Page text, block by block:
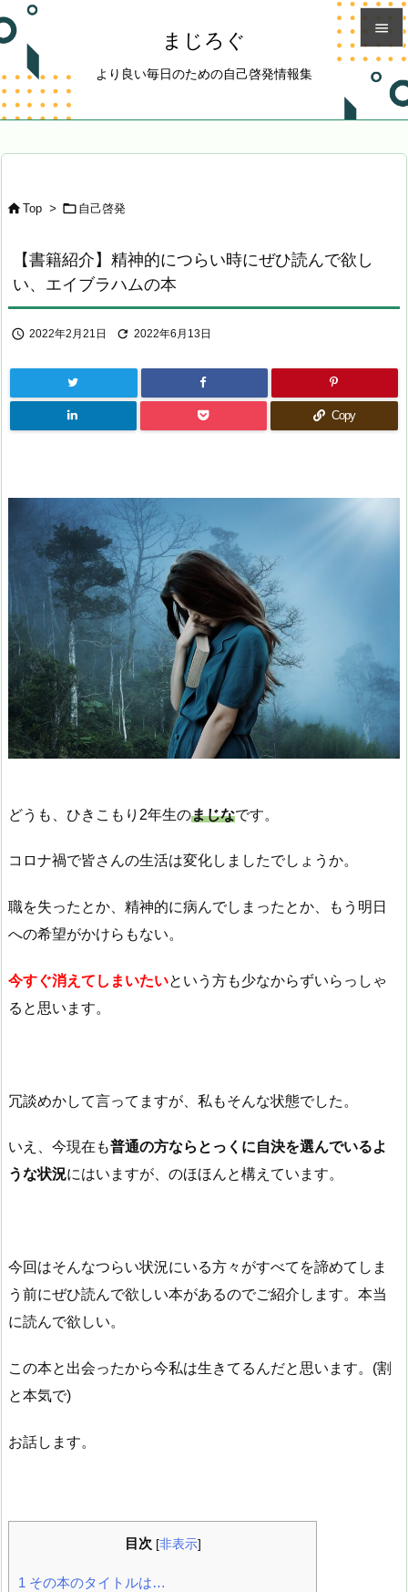
まじろぐ
より良い毎日のための自己啓発情報集


メニュ

Top >  自己啓発
【書籍紹介】精神的につらい時にぜひ読んで欲し
い、エイブラハムの本
 2022年2月21日  2022年6月13日
Copy
どうも、ひきこもり2年生のまじなです。
コロナ禍で皆さんの生活は変化しましたでしょうか。
職を失ったとか、精神的に病んでしまったとか、もう明日
への希望がかけらもない。
今すぐ消えてしまいたいという方も少なからずいらっしゃ
ると思います。
冗談めかして言ってますが、私もそんな状態でした。
いえ、今現在も普通の方ならとっくに自決を選んでいるよ
うな状況にはいますが、のほほんと構えています。
今回はそんなつらい状況にいる方々がすべてを諦めてしま
う前にぜひ読んで欲しい本があるのでご紹介します。本当
に読んで欲しい。
この本と出会ったから今私は生きてるんだと思います。(割
と本気で)
お話します。
目次 [非表示]
1 その本のタイトルは…